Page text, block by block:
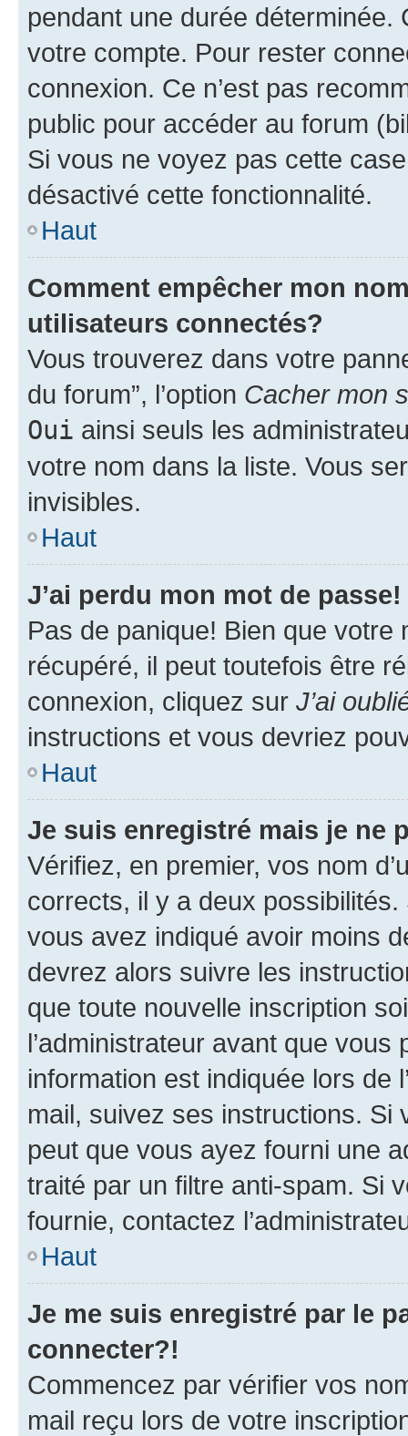
pendant une durée déterminée.
votre compte. Pour rester
connexion. Ce n’est pas
public pour accéder au forum
Si vous ne voyez pas cette
désactivé cette fonctionnalité.
Haut
Comment empêcher mon
utilisateurs connectés?
Vous trouverez dans votre
du forum”, l’option Cacher mon
Oui ainsi seuls les
votre nom dans la liste. Vous
invisibles.
Haut
J’ai perdu mon mot de passe!
Pas de panique! Bien que
récupéré, il peut toutefois être
connexion, cliquez sur J’ai
instructions et vous devriez
Haut
Je suis enregistré mais je ne
Vérifiez, en premier, vos nom
corrects, il y a deux
vous avez indiqué avoir moins
devrez alors suivre les
que toute nouvelle inscription
l’administrateur avant que
information est indiquée lors de
mail, suivez ses instructions. Si
peut que vous ayez fourni une
traité par un filtre anti-spam. Si
fournie, contactez
Haut
Je me suis enregistré par le
connecter?!
Commencez par vérifier vos
mail reçu lors de votre